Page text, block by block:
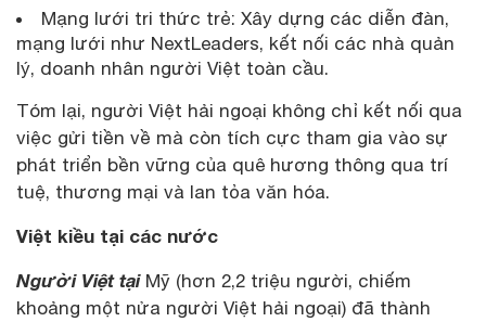
Mạng lưới tri thức trẻ: Xây dựng các diễn đàn,
mạng lưới như NextLeaders, kết nối các nhà quản
lý, doanh nhân người Việt toàn cầu.
Tóm lại, người Việt hải ngoại không chỉ kết nối qua
việc gửi tiền về mà còn tích cực tham gia vào sự
phát triển bền vững của quê hương thông qua trí
tuệ, thương mại và lan tỏa văn hóa.
Việt kiều tại các nước
Người Việt tại Mỹ (hơn 2,2 triệu người, chiếm
khoảng một nửa người Việt hải ngoại) đã thành